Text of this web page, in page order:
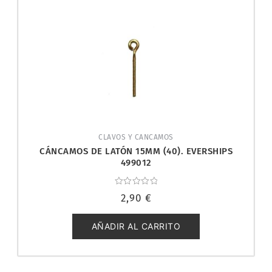
CLAVOS Y CANCAMOS
CÁNCAMOS DE LATÓN 15MM (40). EVERSHIPS
499012
con
de
5
2,90 €
AÑADIR AL CARRITO